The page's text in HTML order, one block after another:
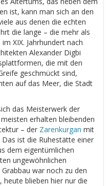
ist, kann man sich an den
aus denen die echten
die lange – die mehr als
XIX. Jahrhundert nach
Alexander Digbi
die mit den
geschmückt sind,
auf das Meer, die Stadt
das Meisterwerk der
erhalten bleibenden
– der Zarenkurgan mit
ist die Ruhestätte einer
dem eigentümlichen
ungewöhnlichen
war noch zu den
blieben hier nur die